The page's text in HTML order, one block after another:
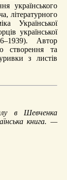
українського
літературного
Української
української
Автор
створення та
з листів
в Шевченка
книга. —